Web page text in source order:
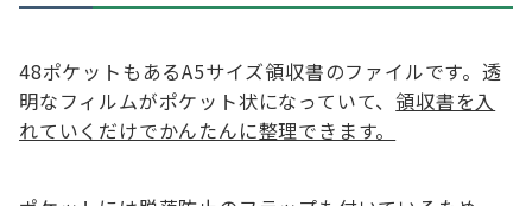
48ポケットもあるA5サイズ領収書のファイルです。透
明なフィルムがポケット状になっていて、領収書を入
れていくだけでかんたんに整理できます。